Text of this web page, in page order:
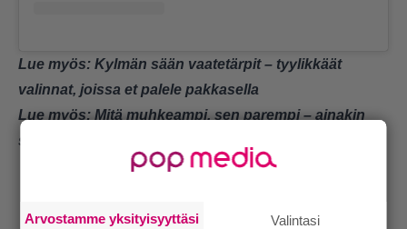
Lue myös: Kylmän sään vaatetärpit – tyylikkäät
valinnat, joissa et palele pakkasella
Lue myös: Mitä muhkeampi, sen parempi – ainakin
suositussa pukeutumistrendissä
Arvostamme yksityisyyttäsi Valintasi